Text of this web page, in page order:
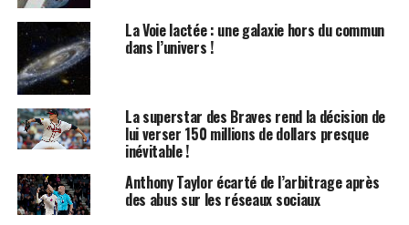
concernant Wilmore et Williams, qui devaient
initialement revenir sur Terre une semaine après leur
arrivée à la SSI, suite à des tests de certification de la
Starliner. Les problèmes de propulsion et les fuites
d’hélium survenus lors de l’amarrage de la capsule le 6
juin ont retardé leur retour.
Analyse des données et prochaines étapes
Bowersox a indiqué que l’analyse des données
La Voie lactée : une galaxie hors du commun
dans l’univers !
La superstar des Braves rend la décision de
lui verser 150 millions de dollars presque
inévitable !
Anthony Taylor écarté de l’arbitrage après
des abus sur les réseaux sociaux